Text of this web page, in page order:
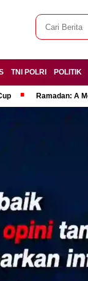
TNI POLRI POLITIK
Ramadan: A